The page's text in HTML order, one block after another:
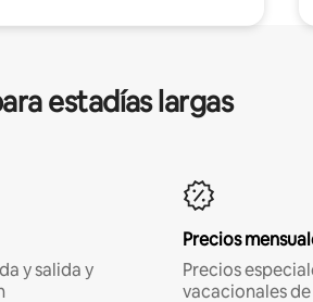
estadías largas
y salida y
Precios
Precios
vacacionales